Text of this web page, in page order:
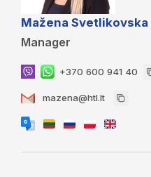
Mažena Svetlikovska
Manager
+370 600 941 40
mazena@htl.lt